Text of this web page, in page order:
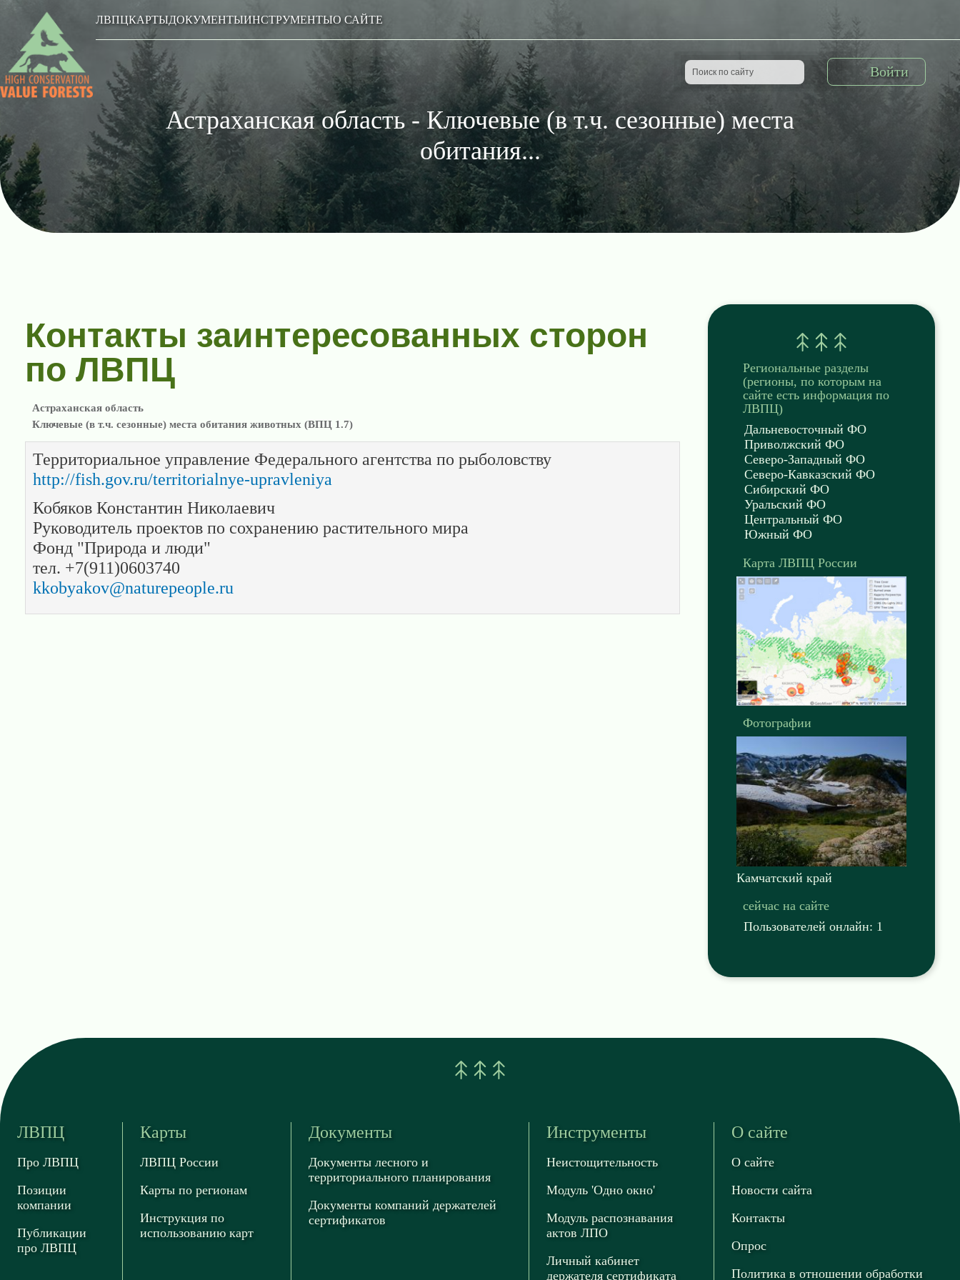
ЛВПЦКАРТЫДОКУМЕНТЫИНСТРУМЕНТЫО САЙТЕ
Войти
Астраханская область - Ключевые (в т.ч. сезонные) места
обитания...
Контакты заинтересованных сторон
по ЛВПЦ
Астраханская область
Ключевые (в т.ч. сезонные) места обитания животных (ВПЦ 1.7)
Территориальное управление Федерального агентства по рыболовству
http://fish.gov.ru/territorialnye-upravleniya
Кобяков Константин Николаевич
Руководитель проектов по сохранению растительного мира
Фонд "Природа и люди"
тел. +7(911)0603740
kkobyakov@naturepeople.ru
Региональные разделы
(регионы, по которым на
сайте есть информация по
ЛВПЦ)
Дальневосточный ФО
Приволжский ФО
Северо-Западный ФО
Северо-Кавказский ФО
Сибирский ФО
Уральский ФО
Центральный ФО
Южный ФО
Карта ЛВПЦ России
Фотографии
Камчатский край
сейчас на сайте
Пользователей онлайн: 1
ЛВПЦ
Про ЛВПЦ
Позиции
компании
Публикации
про ЛВПЦ
Карты
ЛВПЦ России
Карты по регионам
Инструкция по
использованию карт
Документы
Документы лесного и
территориального планирования
Документы компаний держателей
сертификатов
Инструменты
Неистощительность
Модуль 'Одно окно'
Модуль распознавания
актов ЛПО
Личный кабинет
держателя сертификата
О сайте
О сайте
Новости сайта
Контакты
Опрос
Политика в отношении обработки